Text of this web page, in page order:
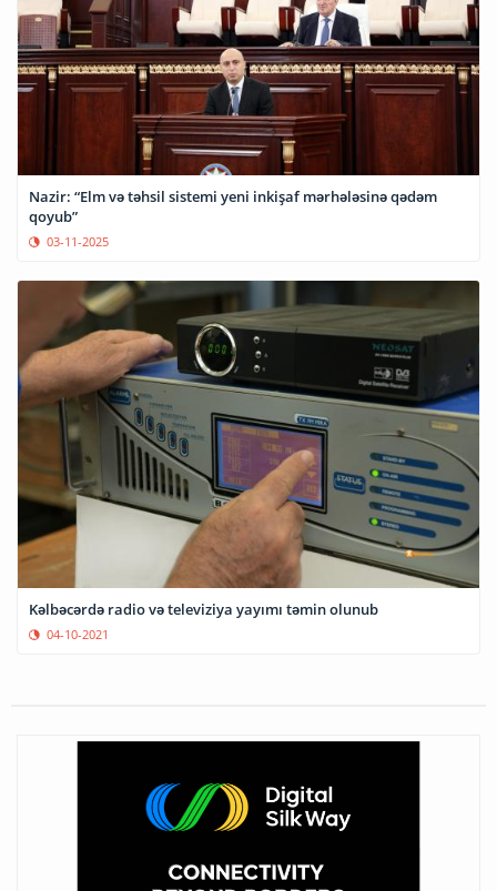
Nazir: “Elm və təhsil sistemi yeni inkişaf mərhələsinə qədəm
qoyub”
03-11-2025
Kəlbəcərdə radio və televiziya yayımı təmin olunub
04-10-2021